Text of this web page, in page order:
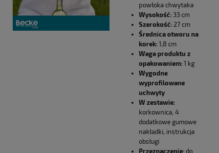
powłoka chwytaka
Wysokość: 33 cm
Szerokość: 27 cm
Średnica otworu na
korek: 1,8 cm
Waga produktu z
opakowaniem: 1 kg
Wygodne
wyprofilowane
uchwyty
W zestawie:
korkownica, 4
dodatkowe gumowe
nakładki, instrukcja
obsługi
Przeznaczenie: do